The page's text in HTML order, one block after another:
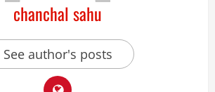
chanchal sahu
See author's posts